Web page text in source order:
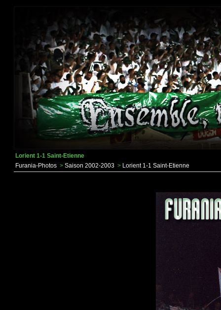
Lorient 1-1 Saint-Etienne
Furania-Photos > Saison 2002-2003 > Lorient 1-1 Saint-Etienne